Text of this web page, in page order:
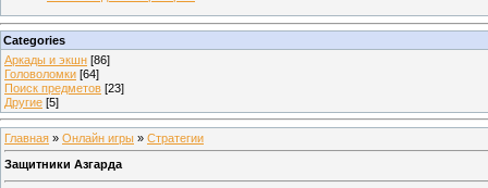
Categories
Аркады и экшн [86]
Головоломки [64]
Поиск предметов [23]
Другие [5]
Главная » Онлайн игры » Стратегии
Защитники Азгарда